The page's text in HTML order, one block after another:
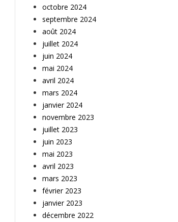
octobre 2024
septembre 2024
août 2024
juillet 2024
juin 2024
mai 2024
avril 2024
mars 2024
janvier 2024
novembre 2023
juillet 2023
juin 2023
mai 2023
avril 2023
mars 2023
février 2023
janvier 2023
décembre 2022